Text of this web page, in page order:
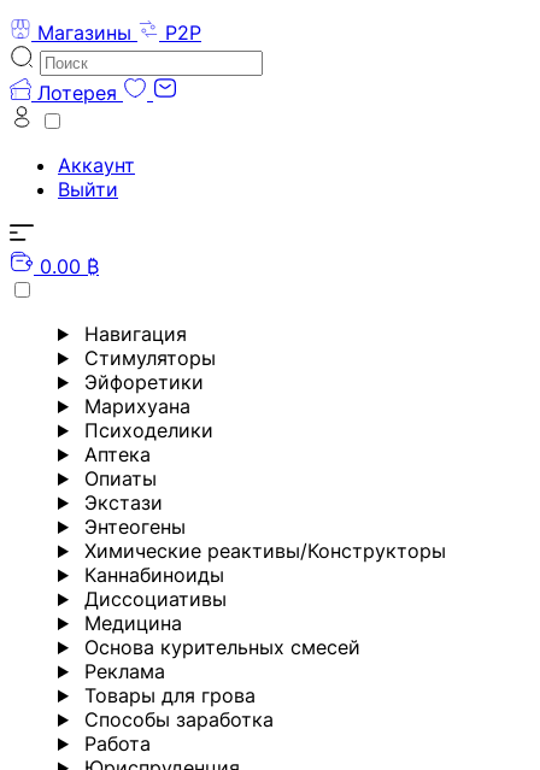
Магазины
P2P
Лотерея
Аккаунт
Выйти
0.00 ₿
Навигация
Стимуляторы
Эйфоретики
Марихуана
Психоделики
Аптека
Опиаты
Экстази
Энтеогены
Химические реактивы/Конструкторы
Каннабиноиды
Диссоциативы
Медицина
Основа курительных смесей
Реклама
Товары для грова
Способы заработка
Работа